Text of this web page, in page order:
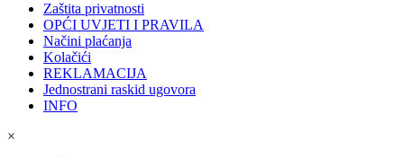
Zaštita privatnosti
OPĆI UVJETI I PRAVILA
Načini plaćanja
Kolačići
REKLAMACIJA
Jednostrani raskid ugovora
INFO
×